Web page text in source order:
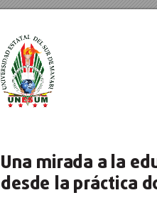
Una mirada a la
desde la práctica